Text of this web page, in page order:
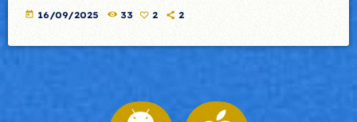
today 16/09/2025 33 2 2